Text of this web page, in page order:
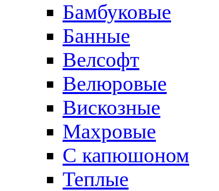
Бамбуковые
Банные
Велсофт
Велюровые
Вискозные
Махровые
С капюшоном
Теплые